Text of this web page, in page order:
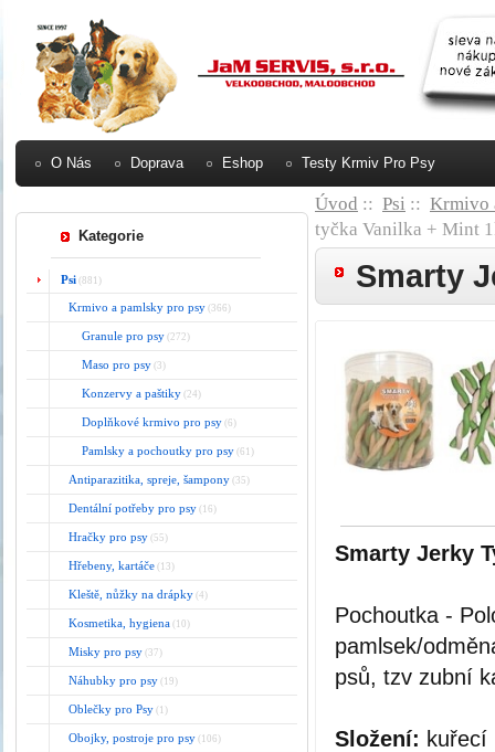
O Nás Doprava Eshop Testy Krmiv Pro Psy
Kategorie
Psi (881)
Krmivo a pamlsky pro psy (366)
Granule pro psy (272)
Maso pro psy (3)
Konzervy a paštiky (24)
Doplňkové krmivo pro psy (6)
Pamlsky a pochoutky pro psy (61)
Antiparazitika, spreje, šampony (35)
Dentální potřeby pro psy (16)
Hračky pro psy (55)
Hřebeny, kartáče (13)
Kleště, nůžky na drápky (4)
Kosmetika, hygiena (10)
Misky pro psy (37)
Náhubky pro psy (19)
Oblečky pro Psy (1)
Obojky, postroje pro psy (106)
Úvod :: Psi :: Krmivo
tyčka Vanilka + Mint
Smarty
Smarty Jerky
Pochoutka -
pamlsek/
psů, tzv zubní
Složení: kuřecí